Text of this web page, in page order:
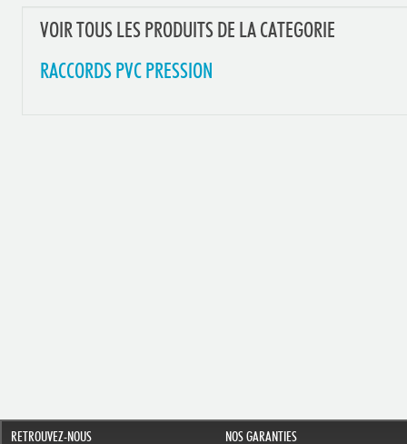
VOIR TOUS LES PRODUITS DE LA CATEGORIE
RACCORDS PVC PRESSION
RETROUVEZ-NOUS NOS GARANTIES